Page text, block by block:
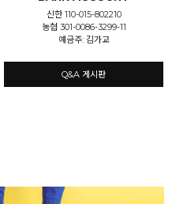
신한 110-015-802210
농협 301-0086-3299-11
예금주: 김가교
Q&A 게시판